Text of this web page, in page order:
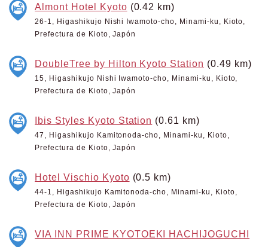
Almont Hotel Kyoto (0.42 km)
26-1, Higashikujo Nishi Iwamoto-cho, Minami-ku, Kioto,
Prefectura de Kioto, Japón
DoubleTree by Hilton Kyoto Station (0.49 km)
15, Higashikujo Nishi Iwamoto-cho, Minami-ku, Kioto,
Prefectura de Kioto, Japón
Ibis Styles Kyoto Station (0.61 km)
47, Higashikujo Kamitonoda-cho, Minami-ku, Kioto,
Prefectura de Kioto, Japón
Hotel Vischio Kyoto (0.5 km)
44-1, Higashikujo Kamitonoda-cho, Minami-ku, Kioto,
Prefectura de Kioto, Japón
VIA INN PRIME KYOTOEKI HACHIJOGUCHI